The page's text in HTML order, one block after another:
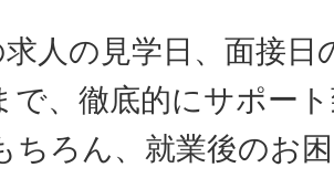
人の見学日、面接日
で、徹底的にサポー
ちろん、就業後のお